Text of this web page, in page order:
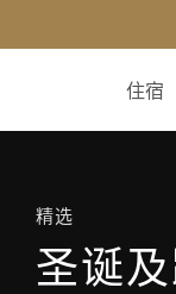
住宿
精选
圣诞